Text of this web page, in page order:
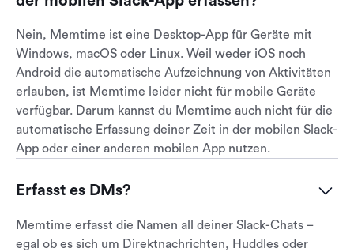
Nein, Memtime ist eine Desktop-App für Geräte mit
Windows, macOS oder Linux. Weil weder iOS noch
Android die automatische Aufzeichnung von Aktivitäten
erlauben, ist Memtime leider nicht für mobile Geräte
verfügbar. Darum kannst du Memtime auch nicht für die
automatische Erfassung deiner Zeit in der mobilen Slack-
App oder einer anderen mobilen App nutzen.
Erfasst es DMs?
Memtime erfasst die Namen all deiner Slack-Chats –
egal ob es sich um Direktnachrichten, Huddles oder